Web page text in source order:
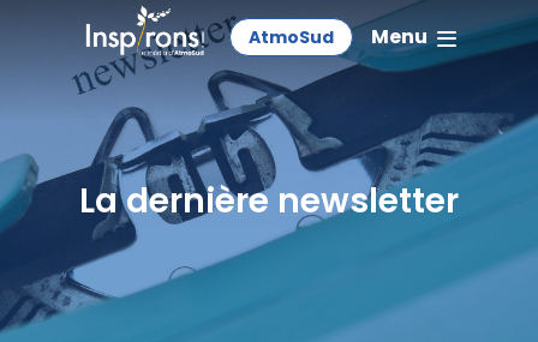
AtmoSud Menu
La dernière newsletter